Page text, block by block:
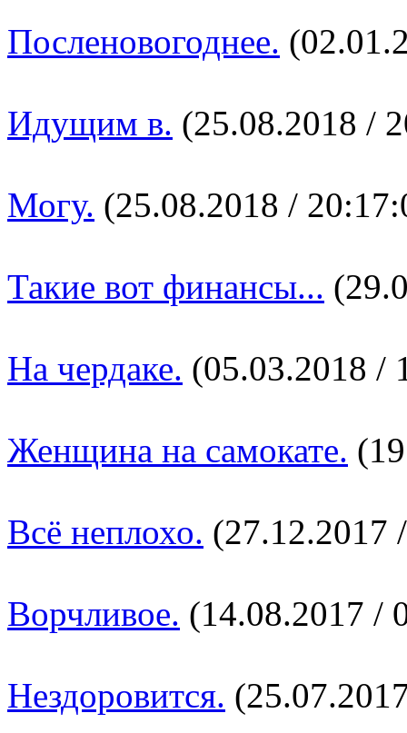
Посленовогоднее.
Идущим в. (25.08.2018 /
Могу. (25.08.2018 /
Такие вот финансы...
На чердаке. (05.03.2018 /
Женщина на самокате.
Всё неплохо. (27.12.2017
Ворчливое. (14.08.2017 /
Нездоровится.